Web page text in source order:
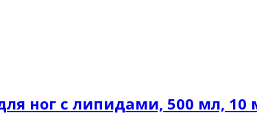
ног с липидами, 500 мл, 10